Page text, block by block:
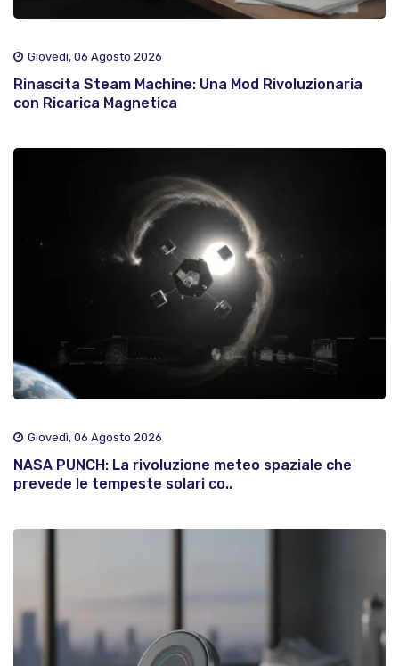
Giovedì, 06 Agosto 2026
Rinascita Steam Machine: Una Mod Rivoluzionaria
con Ricarica Magnetica
Giovedì, 06 Agosto 2026
NASA PUNCH: La rivoluzione meteo spaziale che
prevede le tempeste solari co..